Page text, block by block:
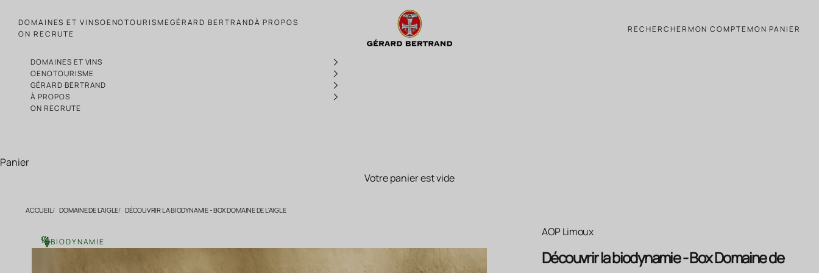
Découvrir la biodynamie - Box Domaine de l'Aigle
DOMAINES ET VINSOENOTOURISMEGÉRARD BERTRANDÀ PROPOS
ON RECRUTE
RECHERCHERMON COMPTEMON PANIER
DOMAINES ET VINS
OENOTOURISME
GÉRARD BERTRAND
À PROPOS
ON RECRUTE
Panier
Votre panier est vide
ACCUEIL DOMAINE DE L'AIGLE DÉCOUVRIR LA BIODYNAMIE - BOX DOMAINE DE L'AIGLE
BIODYNAMIE
AOP Limoux
Découvrir la biodynamie - Box Domaine de